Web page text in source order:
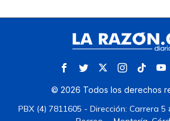
© 2026 Todos los derechos
PBX (4) 7811605 - Dirección: Carrera